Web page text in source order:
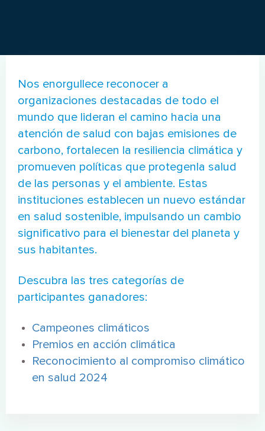
Nos enorgullece reconocer a
organizaciones destacadas de todo el
mundo que lideran el camino hacia una
atención de salud con bajas emisiones de
carbono, fortalecen la resiliencia climática y
promueven políticas que protegenla salud
de las personas y el ambiente. Estas
instituciones establecen un nuevo estándar
en salud sostenible, impulsando un cambio
significativo para el bienestar del planeta y
sus habitantes.
Descubra las tres categorías de
participantes ganadores:
Campeones climáticos
Premios en acción climática
Reconocimiento al compromiso climático
en salud 2024